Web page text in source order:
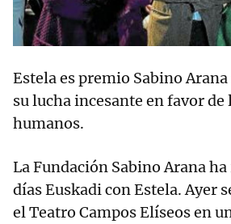
Estela es premio Sabino
su lucha incesante en favor de
humanos.
La Fundación Sabino Arana
días Euskadi con Estela. Ayer
el Teatro Campos Elíseos en